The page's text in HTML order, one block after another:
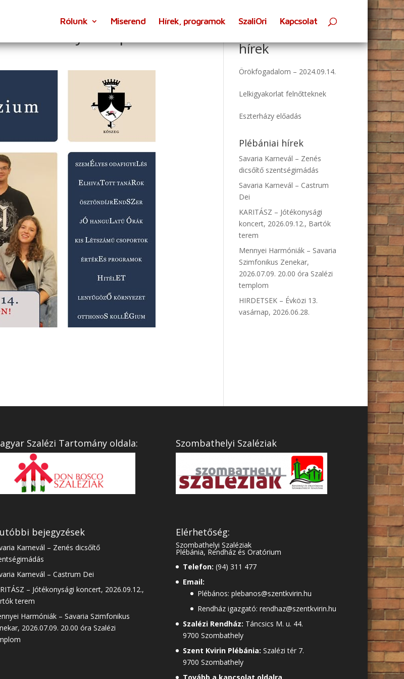
Rólunk Miserend Hírek, programok SzaliOri Kapcsolat
– Nyílt nap
hírek
Örökfogadalom – 2024.09.14.
Lelkigyakorlat felnőtteknek
Eszterházy előadás
Plébániai hírek
Savaria Karnevál – Zenés
dicsőítő szentségimádás
Savaria Karnevál – Castrum
Dei
KARITÁSZ – Jótékonysági
koncert, 2026.09.12., Bartók
terem
Mennyei Harmóniák – Savaria
Szimfonikus Zenekar,
2026.07.09. 20.00 óra Szalézi
templom
HIRDETSEK – Évközi 13.
vasárnap, 2026.06.28.
Szalézi Tartomány oldala:
bejegyzések
Karnevál – Zenés dicsőítő
Karnevál – Castrum Dei
– Jótékonysági koncert, 2026.09.12.,
terem
Harmóniák – Savaria Szimfonikus
2026.07.09. 20.00 óra Szalézi
Szombathelyi Szaléziak
Elérhetőség:
Szombathelyi Szaléziak
Plébánia, Rendház és Oratórium
Telefon: (94) 311 477
Email:
Plébános: plebanos@szentkvirin.hu
Rendház igazgató: rendhaz@szentkvirin.hu
Szalézi Rendház: Táncsics M. u. 44.
9700 Szombathely
Szent Kvirin Plébánia: Szalézi tér 7.
9700 Szombathely